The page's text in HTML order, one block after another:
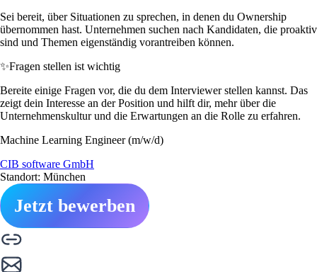
Sei bereit, über Situationen zu sprechen, in denen du Ownership
übernommen hast. Unternehmen suchen nach Kandidaten, die proaktiv
sind und Themen eigenständig vorantreiben können.
✨Fragen stellen ist wichtig
Bereite einige Fragen vor, die du dem Interviewer stellen kannst. Das
zeigt dein Interesse an der Position und hilft dir, mehr über die
Unternehmenskultur und die Erwartungen an die Rolle zu erfahren.
Machine Learning Engineer (m/w/d)
CIB software GmbH
Standort: München
Jetzt bewerben